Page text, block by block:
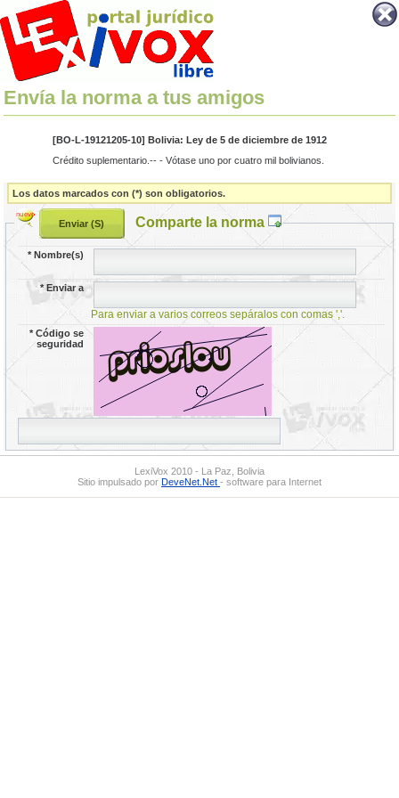
Envía la norma a tus amigos
[BO-L-19121205-10] Bolivia: Ley de 5 de diciembre de 1912
Crédito suplementario.-- - Vótase uno por cuatro mil bolivianos.
Los datos marcados con (*) son obligatorios.
Comparte la norma
*Nombre(s)
*Enviar a
Para enviar a varios correos sepáralos con comas ','.
*Código se
seguridad
LexiVox 2010 - La Paz, Bolivia
Sitio impulsado por DeveNet.Net - software para Internet